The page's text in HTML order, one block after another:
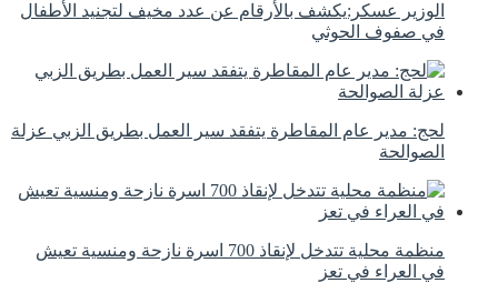
الوزير عسكر:يكشف بالأرقام عن عدد مخيف لتجنيد الأطفال
في صفوف الحوثي
لحج: مدير عام المقاطرة يتفقد سير العمل بطريق الزبي عزلة
الصوالحة
منظمة محلية تتدخل لإنقاذ 700 اسرة نازحة ومنسية تعيش
في العراء في تعز